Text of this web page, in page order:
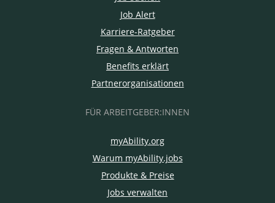
Job Alert
Karriere-Ratgeber
Fragen & Antworten
Benefits erklärt
Partnerorganisationen
FÜR ARBEITGEBER:INNEN
myAbility.org
Warum myAbility.jobs
Produkte & Preise
Jobs verwalten